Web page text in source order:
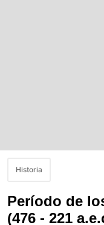
Historia
Período de
(476 - 221